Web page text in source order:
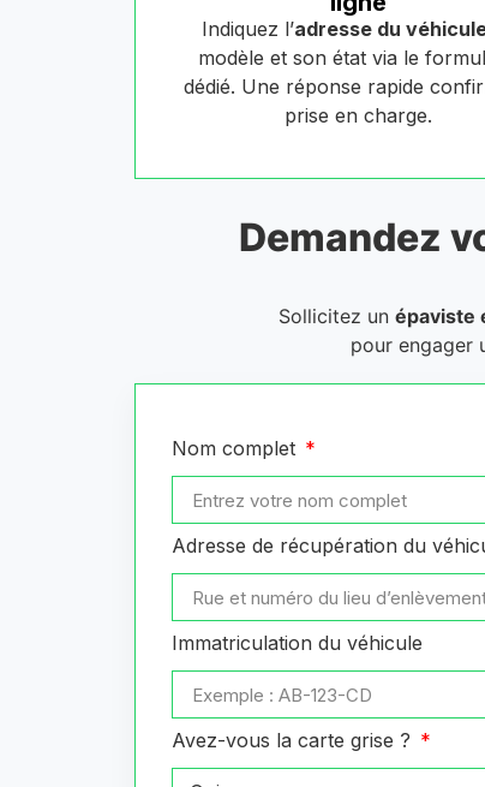
Indiquez l’adresse du
modèle et son état via le
dédié. Une réponse rapide
prise en charge.
Demandez
Sollicitez un épaviste
pour engager
Nom complet
Adresse de récupération du
Immatriculation du véhicule
Avez-vous la carte grise ?